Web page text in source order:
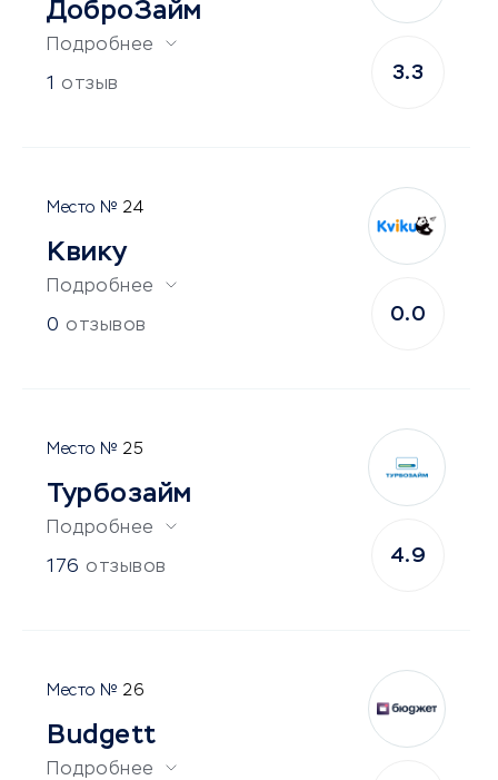
ДоброЗайм
Подробнее
1 отзыв
3.3
24
Квику
Подробнее
0 отзывов
0.0
25
Турбозайм
Подробнее
176 отзывов
4.9
26
Budgett
Подробнее